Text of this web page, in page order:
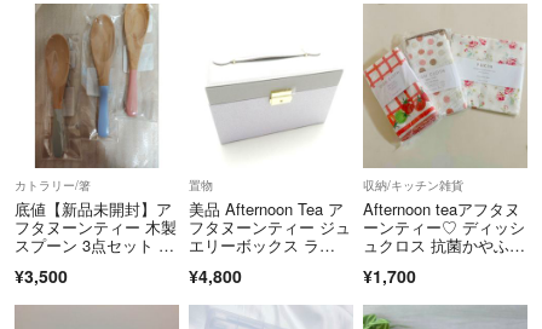
カトラリー/箸
​底値【新品未開封】ア
フタヌーンティー 木製
スプーン 3点セット カ
¥3,500
置物
美品 Afternoon Tea ア
フタヌーンティー ジュ
エリーボックス ラ
ス AD2056
¥4,800
収納/キッチン雑貨
Afternoon teaアフタヌ
ーンティー♡ ディッシ
ュクロス 抗菌かやふき
¥1,700